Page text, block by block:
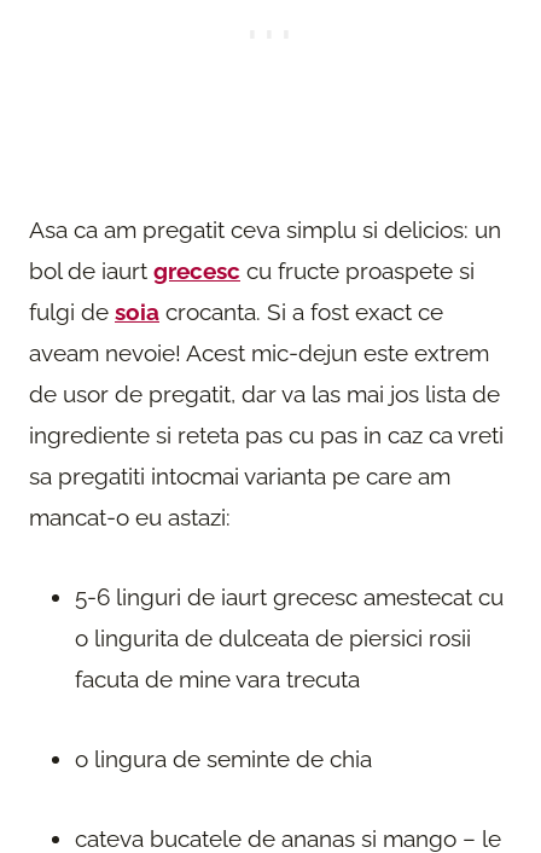
Asa ca am pregatit ceva simplu si delicios: un
bol de iaurt grecesc cu fructe proaspete si
fulgi de soia crocanta. Si a fost exact ce
aveam nevoie! Acest mic-dejun este extrem
de usor de pregatit, dar va las mai jos lista de
ingrediente si reteta pas cu pas in caz ca vreti
sa pregatiti intocmai varianta pe care am
mancat-o eu astazi:
5-6 linguri de iaurt grecesc amestecat cu
o lingurita de dulceata de piersici rosii
facuta de mine vara trecuta
o lingura de seminte de chia
cateva bucatele de ananas si mango – le